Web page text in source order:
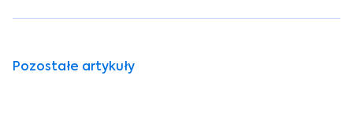
Pozostałe artykuły